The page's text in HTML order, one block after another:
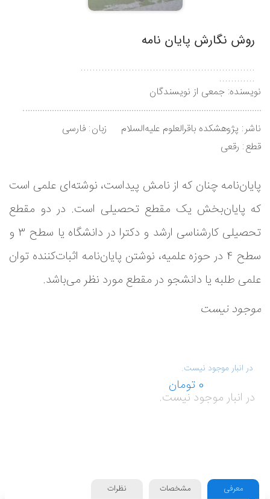
روش نگارش پایان نامه
..........................................................
............
نویسنده: جمعی از نویسندگان
ناشر پژوهشکده باقرالعلوم علیه‌السلام زبان فارسی
قطع رقعی
پایان‌نامه چنان که از نامش پیداست، نوشته‌‌ای علمی است
که پایان‌بخش یک مقطع تحصیلی است. در دو مقطع
تحصیلی کارشناسی ارشد و دکترا در دانشگاه یا سطح ۳ و
سطح ۴ در حوزه علمیه، نوشتن پایان‌نامه اثبات‌کننده توان
علمی طلبه یا دانشجو در مقطع مورد نظر می‌باشد.
موجود نیست
در انبار موجود نیست.
در انبار موجود نیست.
معرفی مشخصات نظرات